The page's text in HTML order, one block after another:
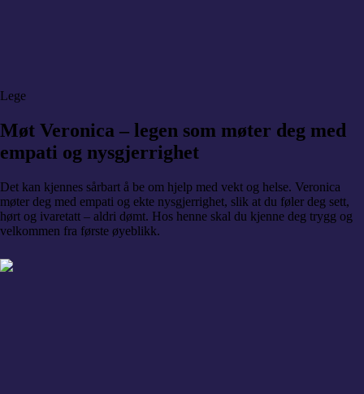
Lege
Møt Veronica – legen som møter deg med
empati og nysgjerrighet
Det kan kjennes sårbart å be om hjelp med vekt og helse. Veronica
møter deg med empati og ekte nysgjerrighet, slik at du føler deg sett,
hørt og ivaretatt – aldri dømt. Hos henne skal du kjenne deg trygg og
velkommen fra første øyeblikk.